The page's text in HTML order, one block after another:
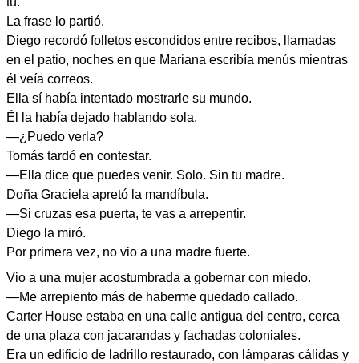
La frase lo partió.
Diego recordó folletos escondidos entre recibos, llamadas
en el patio, noches en que Mariana escribía menús mientras
él veía correos.
Ella sí había intentado mostrarle su mundo.
Él la había dejado hablando sola.
—¿Puedo verla?
Tomás tardó en contestar.
—Ella dice que puedes venir. Solo. Sin tu madre.
Doña Graciela apretó la mandíbula.
—Si cruzas esa puerta, te vas a arrepentir.
Diego la miró.
Por primera vez, no vio a una madre fuerte.
Vio a una mujer acostumbrada a gobernar con miedo.
—Me arrepiento más de haberme quedado callado.
Carter House estaba en una calle antigua del centro, cerca
de una plaza con jacarandas y fachadas coloniales.
Era un edificio de ladrillo restaurado, con lámparas cálidas y